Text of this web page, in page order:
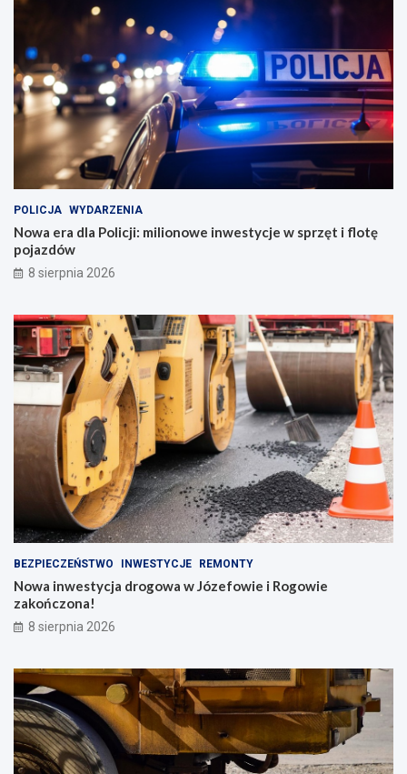
POLICJA WYDARZENIA
Nowa era dla Policji: milionowe inwestycje w sprzęt i flotę
pojazdów
8 sierpnia 2026
BEZPIECZEŃSTWO INWESTYCJE REMONTY
Nowa inwestycja drogowa w Józefowie i Rogowie
zakończona!
8 sierpnia 2026